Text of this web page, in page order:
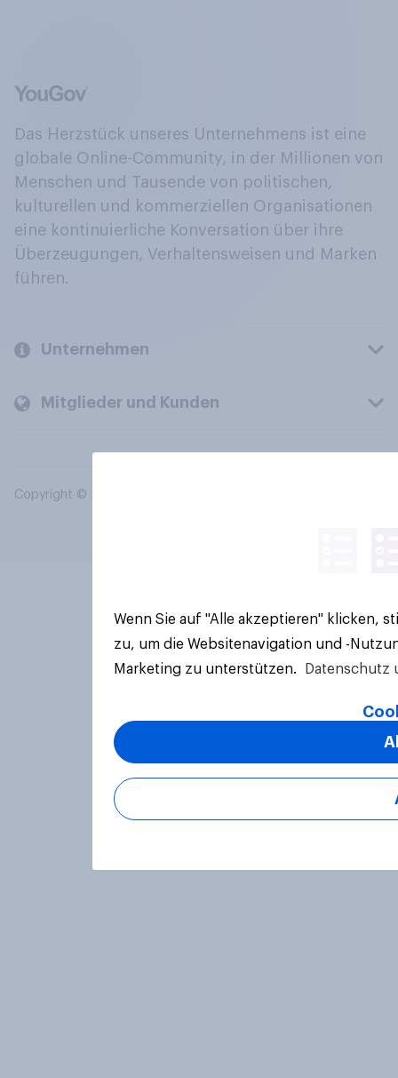
Das Herzstück unseres Unternehmens ist eine
globale Online-Community, in der Millionen von
Menschen und Tausende von politischen,
kulturellen und kommerziellen Organisationen
eine kontinuierliche Konversation über ihre
Überzeugungen, Verhaltensweisen und Marken
führen.
Unternehmen
Mitglieder und Kunden
Copyright © 2026 YouGov PLC. Alle Rechte vorbehalten.
Wenn Sie auf "Alle akzeptieren" klicken,
zu, um die Websitenavigation und -
Marketing zu unterstützen.
Datenschutz